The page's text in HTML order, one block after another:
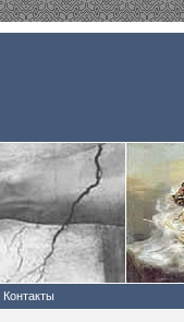
Контакты